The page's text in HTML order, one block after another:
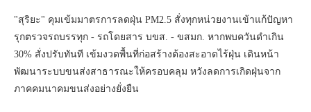
"สุริยะ" คุมเข้มมาตรการลดฝุ่น PM2.5 สั่งทุกหน่วยงานเข้าแก้ปัญหา
รุกตรวจรถบรรทุก - รถโดยสาร บขส. - ขสมก. หากพบควันดำเกิน
30% สั่งปรับทันที เข้มงวดพื้นที่ก่อสร้างต้องสะอาดไร้ฝุ่น เดินหน้า
พัฒนาระบบขนส่งสาธารณะให้ครอบคลุม หวังลดการเกิดฝุ่นจาก
ภาคคมนาคมขนส่งอย่างยั่งยืน